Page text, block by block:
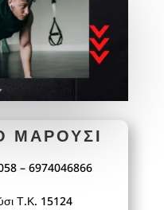
ΜΑΡΟΥΣΙ
– 6974046866
Τ.Κ. 15124